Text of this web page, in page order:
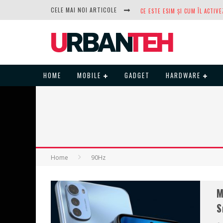
CELE MAI NOI ARTICOLE
DUPĂ ANI DE REFUZURI,
HOME MOBILE GADGET HARDWARE
Home 90Hz